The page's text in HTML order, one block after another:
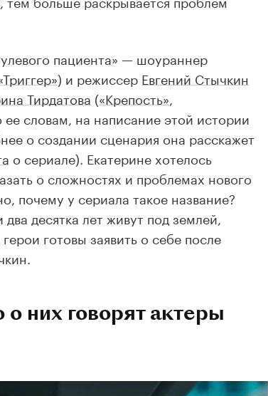
пациента» — шоураннер
) и режиссер Евгений Стычкин
Тирдатова («Крепость»
ее словам, на написание этой истории
о создании сценария она расскажет
о сериале). Екатерине хотелось
о сложностях и проблемах нового
почему у сериала такое название?
десятка лет живут под землей,
готовы заявить о себе после
о них говорят актеры